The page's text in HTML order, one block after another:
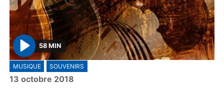
P
l
a
58 MIN
MUSIQUE SOUVENIRS
13 octobre 2018